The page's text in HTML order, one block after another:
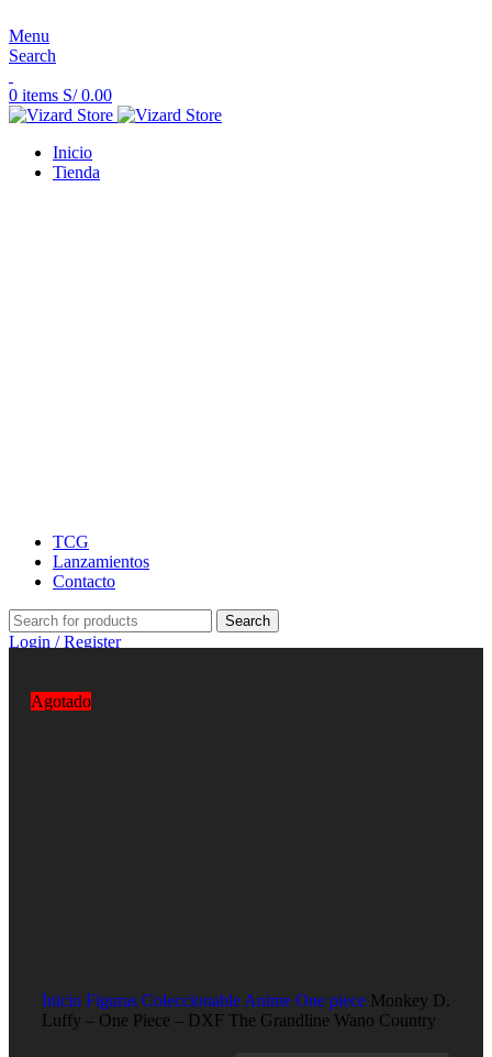
Menu
Search
0 items S/0.00
Inicio
Tienda
TCG
Lanzamientos
Contacto
Search
Login / Register
Agotado
Inicio Figuras Coleccionable Anime One piece Monkey D.
Luffy – One Piece – DXF The Grandline Wano Country